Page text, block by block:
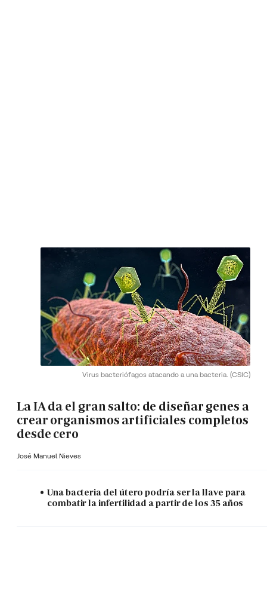
Virus bacteriófagos atacando a una bacteria. (CSIC)
La IA da el gran salto: de diseñar genes a
crear organismos artificiales completos
desde cero
José Manuel Nieves
Una bacteria del útero podría ser la llave para
combatir la infertilidad a partir de los 35 años